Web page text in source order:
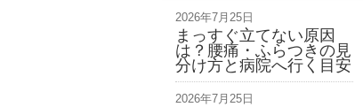
2026年7月25日
まっすぐ立てない原因
は？腰痛・ふらつきの見
分け方と病院へ行く目安
2026年7月25日